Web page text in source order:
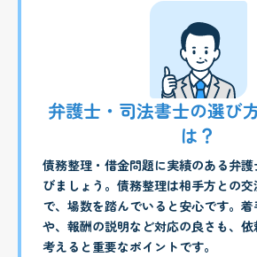
弁護士・司法書士の選び
は？
債務整理・借金問題に実績のある弁
びましょう。債務整理は相手方との
で、場数を踏んでいると安心です。
や、報酬の説明など対応の良さも、
考えると重要なポイントです。